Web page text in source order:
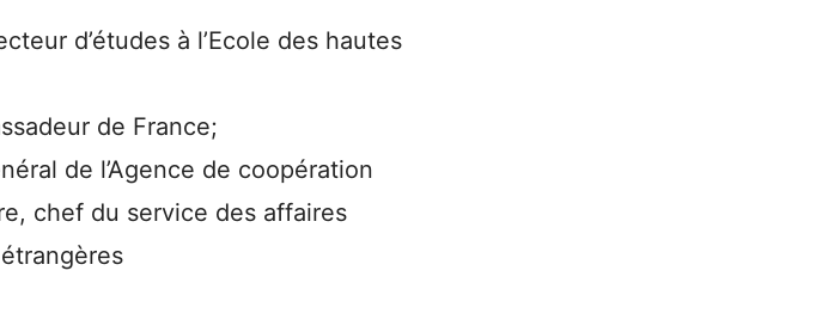
d’études à l’Ecole des hautes
de France;
de l’Agence de coopération
chef du service des affaires